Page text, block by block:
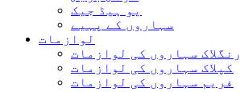
یو ہیڈ جیک
سہاروں کے پہیے
لوازمات
رنگلاک سہاروں کی لوازمات
کپلاک سہاروں کی لوازمات
فریم سہاروں کی لوازمات